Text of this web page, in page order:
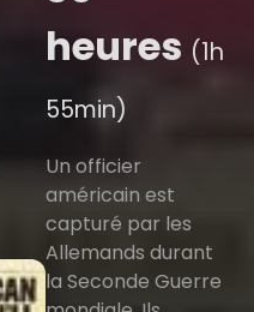
heures (1h
55min)
Un officier
américain est
capturé par les
Allemands durant
la Seconde Guerre